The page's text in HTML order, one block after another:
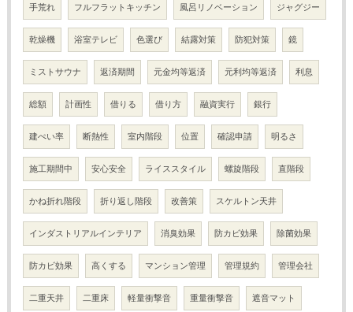
手荒れ フルフラットキッチン 風呂リノベーション ジャグジー
乾燥機 浴室テレビ 色選び 結露対策 防犯対策 鏡
ミストサウナ 返済期間 元金均等返済 元利均等返済 利息
総額 計画性 借りる 借り方 融資実行 銀行
建ぺい率 断熱性 室内階段 位置 確認申請 明るさ
施工期間中 安心安全 ライススタイル 螺旋階段 直階段
かね折れ階段 折り返し階段 改善策 スケルトン天井
インダストリアルインテリア 消臭効果 防カビ効果 除菌効果
防カビ効果 高くする マンション管理 管理規約 管理会社
二重天井 二重床 軽量衝撃音 重量衝撃音 遮音マット